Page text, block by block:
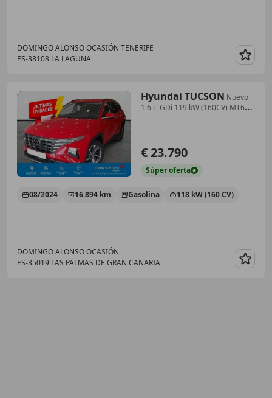
DOMINGO ALONSO OCASIÓN TENERIFE
ES-38108 LA LAGUNA
Hyundai TUCSON Nuevo
1.6 T-GDi 119 kW (160CV) MT6
€ 23.790
Súperoferta
08/2024 16.894 km Gasolina 118 kW (160 CV)
DOMINGO ALONSO OCASIÓN
ES-35019 LAS PALMAS DE GRAN CANARIA